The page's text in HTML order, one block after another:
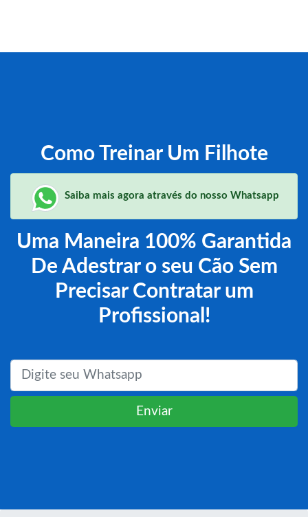
Como Treinar Um Filhote
Saiba mais agora através do nosso Whatsapp
Uma Maneira 100% Garantida
De Adestrar o seu Cão Sem
Precisar Contratar um
Profissional!
Enviar